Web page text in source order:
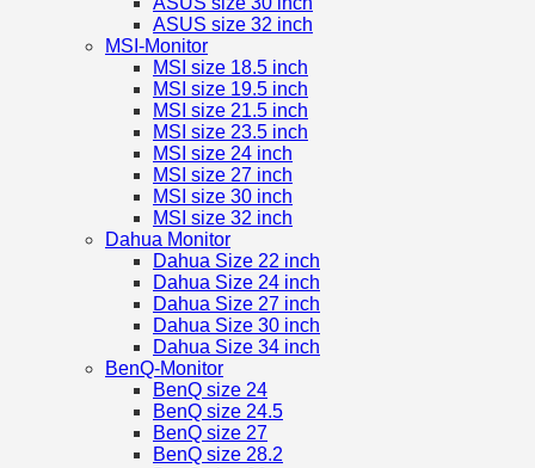
ASUS size 32 inch
MSI-Monitor
MSI size 18.5 inch
MSI size 19.5 inch
MSI size 21.5 inch
MSI size 23.5 inch
MSI size 24 inch
MSI size 27 inch
MSI size 30 inch
MSI size 32 inch
Dahua Monitor
Dahua Size 22 inch
Dahua Size 24 inch
Dahua Size 27 inch
Dahua Size 30 inch
Dahua Size 34 inch
BenQ-Monitor
BenQ size 24
BenQ size 24.5
BenQ size 27
BenQ size 28.2